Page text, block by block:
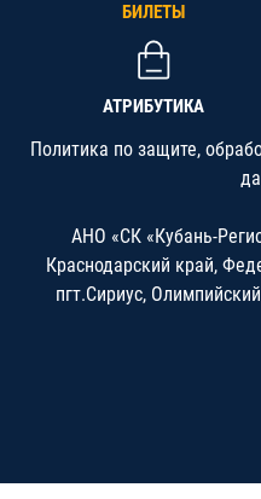
БИЛЕТЫ
АТРИБУТИКА
Политика по защите,
АНО «СК «Кубань-
Краснодарский край,
пгт.Сириус,